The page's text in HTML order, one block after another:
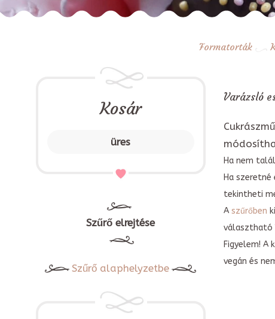
Formatorták
Kosár
üres
Szűrő elrejtése
Szűrő alaphelyzetbe
Varázsló
Ha nem
Ha
tekintheti
A szűrőben
választható
Figyelem!
vegán és